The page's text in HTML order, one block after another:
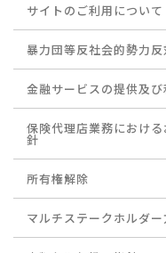
サイトのご利用について
暴力団等反社会的勢力
金融サービスの提供及
保険代理店業務におけ
針
所有権解除
マルチステークホルダー